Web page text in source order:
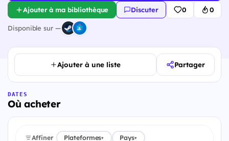
Ajouter à ma bibliothèque Discuter 0 0
Disponible sur —
Ajouter à une liste Partager
DATES
Où acheter
Affiner Plateformes▾ Pays▾